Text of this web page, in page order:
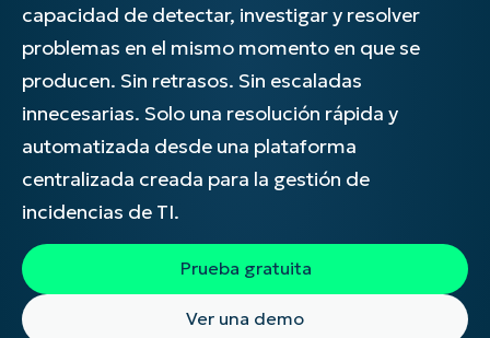
capacidad de detectar, investigar y resolver
problemas en el mismo momento en que se
producen. Sin retrasos. Sin escaladas
innecesarias. Solo una resolución rápida y
automatizada desde una plataforma
centralizada creada para la gestión de
incidencias de TI.
Prueba gratuita
Ver una demo